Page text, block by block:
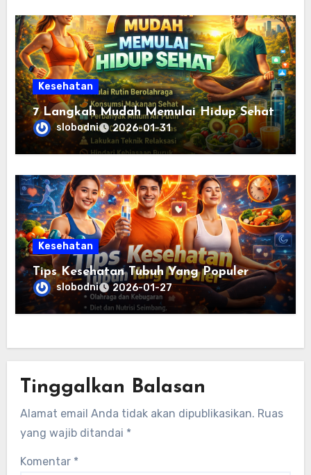
Kesehatan
7 Langkah Mudah Memulai Hidup Sehat
slobodni 2026-01-31
Kesehatan
Tips Kesehatan Tubuh Yang Populer
slobodni 2026-01-27
Tinggalkan Balasan
Alamat email Anda tidak akan dipublikasikan. Ruas
yang wajib ditandai *
Komentar *